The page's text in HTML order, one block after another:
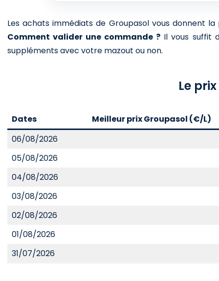
Les achats immédiats de Groupasol vous donnent
Comment valider une commande ? Il vous suffit
suppléments avec votre mazout ou non.
Le
Dates Meilleur prix Groupasol (€/L)
06/08/2026
05/08/2026
04/08/2026
03/08/2026
02/08/2026
01/08/2026
31/07/2026